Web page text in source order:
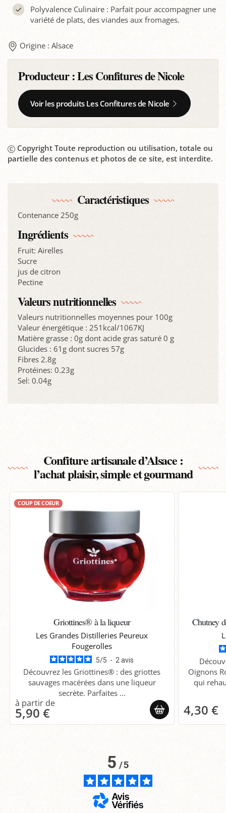
Polyvalence Culinaire : Parfait pour accompagner une
variété de plats, des viandes aux fromages.
Origine : Alsace
Producteur :Les Confitures de Nicole
Voir les produits Les Confitures de Nicole
Copyright Toute reproduction ou utilisation, totale ou
partielle des contenus et photos de ce site, est interdite.
Caractéristiques
Contenance 250g
Ingrédients
Fruit: Airelles
Sucre
jus de citron
Pectine
Valeurs nutritionnelles
Valeurs nutritionnelles moyennes pour 100g
Valeur énergétique : 251kcal/1067KJ
Matière grasse : 0g dont acide gras saturé 0 g
Glucides : 61g dont sucres 57g
Fibres 2.8g
Protéines: 0.23g
Sel: 0.04g
Confiture artisanale d’Alsace :
l’achat plaisir, simple et gourmand
COUP DE COEUR
Griottines® à la liqueur
Les Grandes Distilleries Peureux
Fougerolles
5/5 - 2avis
Découvrez les Griottines® : des griottes
sauvages macérées dans une liqueur
secrète. Parfaites ...
5,90 €
Chutney
Oignons
qui
4,30 €
5/5